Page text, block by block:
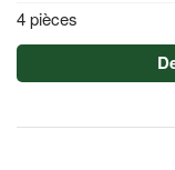
4 pièces